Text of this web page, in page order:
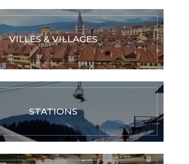
VILLES & VILLAGES
STATIONS